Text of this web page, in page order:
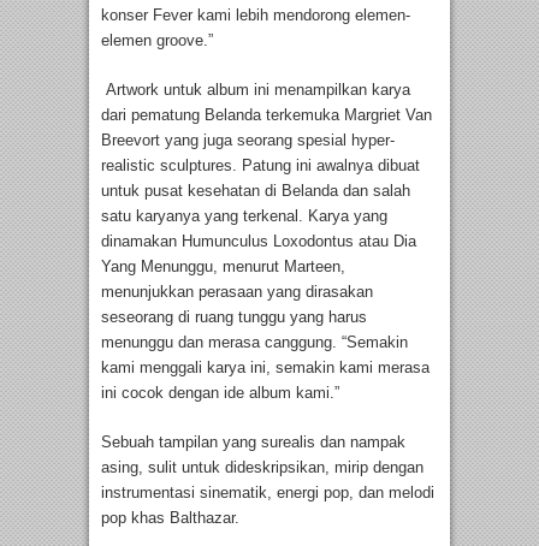
konser Fever kami lebih mendorong elemen-
elemen groove.”
Artwork untuk album ini menampilkan karya
dari pematung Belanda terkemuka Margriet Van
Breevort yang juga seorang spesial hyper-
realistic sculptures. Patung ini awalnya dibuat
untuk pusat kesehatan di Belanda dan salah
satu karyanya yang terkenal. Karya yang
dinamakan Humunculus Loxodontus atau Dia
Yang Menunggu, menurut Marteen,
menunjukkan perasaan yang dirasakan
seseorang di ruang tunggu yang harus
menunggu dan merasa canggung. “Semakin
kami menggali karya ini, semakin kami merasa
ini cocok dengan ide album kami.”
Sebuah tampilan yang surealis dan nampak
asing, sulit untuk dideskripsikan, mirip dengan
instrumentasi sinematik, energi pop, dan melodi
pop khas Balthazar.